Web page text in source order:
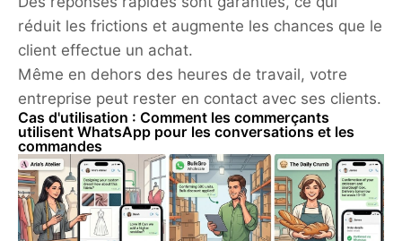
réduit les frictions et augmente les chances que le
client effectue un achat.
Même en dehors des heures de travail, votre
entreprise peut rester en contact avec ses clients.
Cas d'utilisation : Comment les commerçants
utilisent WhatsApp pour les conversations et les
commandes